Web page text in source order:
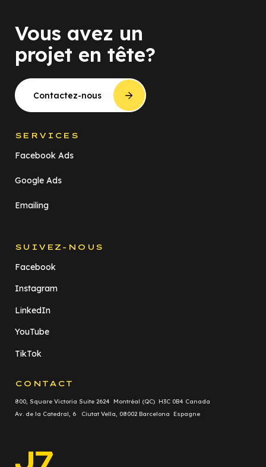
Vous avez un
projet en tête?
Contactez-nous
SERVICES
Facebook Ads
Google Ads
Emailing
SUIVEZ-NOUS
Facebook
Instagram
LinkedIn
YouTube
TikTok
CONTACT
800, Square Victoria Suite 2624 Montréal (QC) H3C 0B4 Canada
Av. de la Catedral, 6 Ciutat Vella, 08002 Barcelona Espagne